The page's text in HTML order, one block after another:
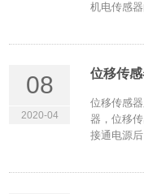
机电传感
08
2020-04
位移传
位移传感
器，位移
接通电源